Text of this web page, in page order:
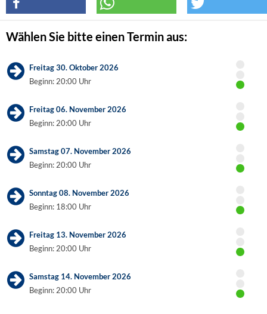
Wählen Sie bitte einen Termin aus:
Freitag 30. Oktober 2026
Beginn: 20:00 Uhr
Freitag 06. November 2026
Beginn: 20:00 Uhr
Samstag 07. November 2026
Beginn: 20:00 Uhr
Sonntag 08. November 2026
Beginn: 18:00 Uhr
Freitag 13. November 2026
Beginn: 20:00 Uhr
Samstag 14. November 2026
Beginn: 20:00 Uhr